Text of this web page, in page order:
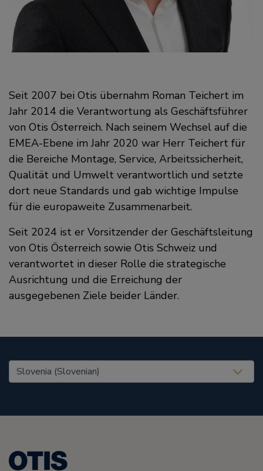
Seit 2007 bei Otis übernahm Roman Teichert im
Jahr 2014 die Verantwortung als Geschäftsführer
von Otis Österreich. Nach seinem Wechsel auf die
EMEA-Ebene im Jahr 2020 war Herr Teichert für
die Bereiche Montage, Service, Arbeitssicherheit,
Qualität und Umwelt verantwortlich und setzte
dort neue Standards und gab wichtige Impulse
für die europaweite Zusammenarbeit.
Seit 2024 ist er Vorsitzender der Geschäftsleitung
von Otis Österreich sowie Otis Schweiz und
verantwortet in dieser Rolle die strategische
Ausrichtung und die Erreichung der
ausgegebenen Ziele beider Länder.
United States (EN)